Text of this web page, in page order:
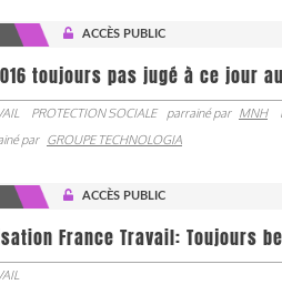
ACCÈS PUBLIC
toujours pas jugé à ce jour
PROTECTION SOCIALE parrainé par MNH
par GROUPE TECHNOLOGIA
ACCÈS PUBLIC
France Travail: Toujours